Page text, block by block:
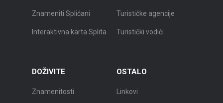
Znameniti Splićani
Interaktivna karta Splita
Turističke agencije
Turistički vodiči
DOŽIVITE
Znamenitosti
OSTALO
Linkovi